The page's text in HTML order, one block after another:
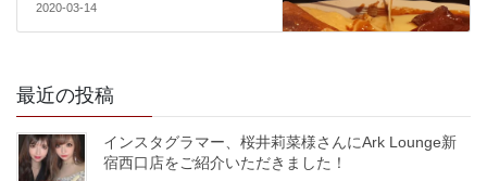
2020-03-14
最近の投稿
インスタグラマー、桜井莉菜様さんにArk Lounge新
宿西口店をご紹介いただきました！